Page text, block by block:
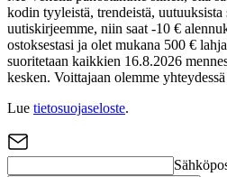
kodin tyyleistä, trendeistä, uutuuksista
uutiskirjeemme, niin saat -10 €
ostoksestasi ja olet mukana 500 €
suoritetaan kaikkien 16.8.2026
kesken. Voittajaan olemme
Lue tietosuojaseloste.